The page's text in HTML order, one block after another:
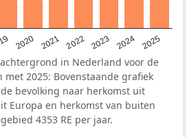
2020 2021 2022 2023 2024 2025
in Nederland voor de
met 2025: Bovenstaande grafiek
bevolking naar herkomst uit
Europa en herkomst van buiten
4353 RE per jaar.